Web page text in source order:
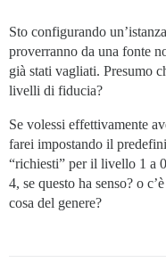
Sto configurando
proverranno da una fonte
già stati vagliati. Presumo
livelli di fiducia?
Se volessi effettivamente
farei impostando il
“richiesti” per il livello 1 a
4, se questo ha senso? o
cosa del genere?